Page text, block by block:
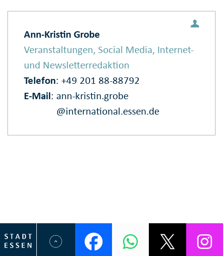
Ann-Kristin Grobe
Veranstaltungen, Social Media, Internet-
und Newsletterredaktion
Telefon: +49 201 88-88792
E‑Mail: ann-kristin.grobe
@international.essen.de